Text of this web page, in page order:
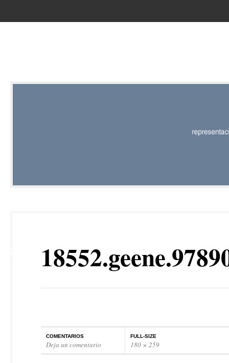
COMENTARIOS
Deja un comentario
FULL-SIZE
180 × 259